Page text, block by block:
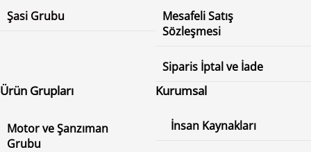
Şasi Grubu
Mesafeli Satış
Sözleşmesi
Siparis İptal ve İade
Ürün Grupları
Motor ve Şanzıman
Grubu
Kurumsal
İnsan Kaynakları